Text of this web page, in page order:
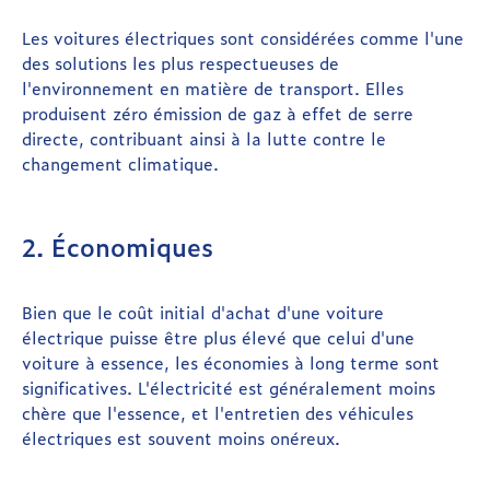
Les voitures électriques sont considérées comme l'une
des solutions les plus respectueuses de
l'environnement en matière de transport. Elles
produisent zéro émission de gaz à effet de serre
directe, contribuant ainsi à la lutte contre le
changement climatique.
2. Économiques
Bien que le coût initial d'achat d'une voiture
électrique puisse être plus élevé que celui d'une
voiture à essence, les économies à long terme sont
significatives. L'électricité est généralement moins
chère que l'essence, et l'entretien des véhicules
électriques est souvent moins onéreux.